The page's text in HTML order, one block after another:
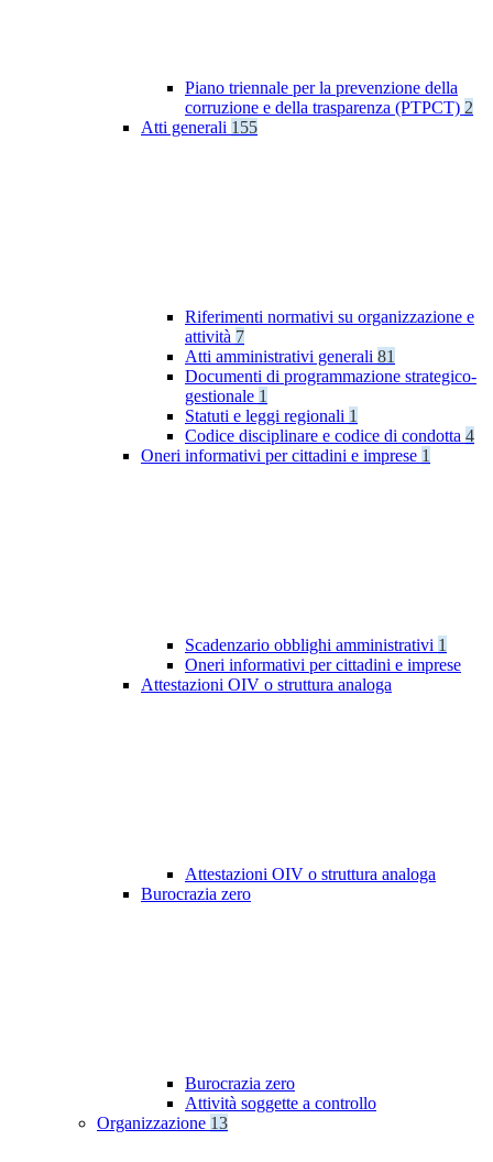
Piano triennale per la prevenzione della
corruzione e della trasparenza (PTPCT) 2
Atti generali 155
Riferimenti normativi su organizzazione e
attività 7
Atti amministrativi generali 81
Documenti di programmazione strategico-
gestionale 1
Statuti e leggi regionali 1
Codice disciplinare e codice di condotta 4
Oneri informativi per cittadini e imprese 1
Scadenzario obblighi amministrativi 1
Oneri informativi per cittadini e imprese
Attestazioni OIV o struttura analoga
Attestazioni OIV o struttura analoga
Burocrazia zero
Burocrazia zero
Attività soggette a controllo
Organizzazione 13